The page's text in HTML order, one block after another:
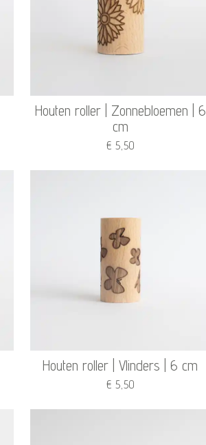
Houten roller | Zonnebloemen | 6
cm
€ 5,50
Houten roller | Vlinders | 6 cm
€ 5,50